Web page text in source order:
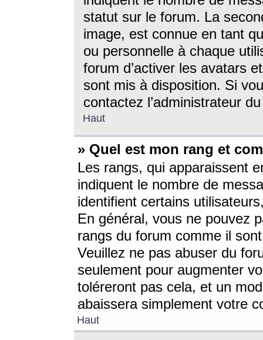
statut sur le forum. La
image, est connue en tant
ou personnelle à chaque
forum d’activer les avatars
sont mis à disposition. Si
contactez l’administrateur
Haut
» Quel est mon rang et
Les rangs, qui apparaissent
indiquent le nombre de
identifient certains
En général, vous ne pouvez
rangs du forum comme il
Veuillez ne pas abuser du
seulement pour augmenter
toléreront pas cela, et un
abaissera simplement votre
Haut